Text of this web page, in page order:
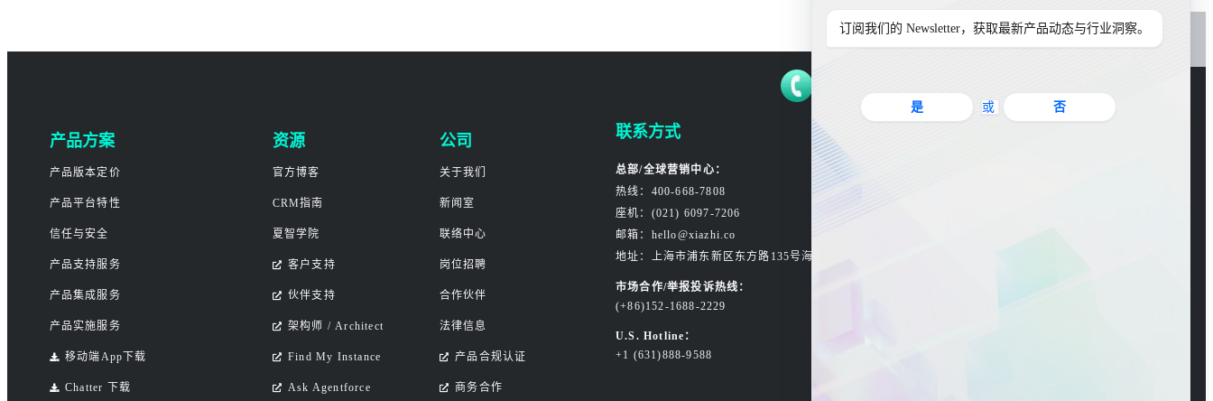
产品方案
产品版本定价
产品平台特性
信任与安全
产品支持服务
产品集成服务
产品实施服务
移动端App下载
Chatter 下载
资源
官方博客
CRM指南
夏智学院
客户支持
伙伴支持
架构师 / Architect
Find My Instance
Ask Agentforce
公司
关于我们
新闻室
联络中心
岗位招聘
合作伙伴
法律信息
产品合规认证
商务合作
联系方式
总部/全球营销中心：
热线：400-668-7808
座机：(021) 6097-7206
邮箱：hello@xiazhi.co
地址：上海市浦东新区东方路135号海东大楼3楼
市场合作/举报投诉热线：
(+86)152-1688-2229
U.S. Hotline：
+1 (631)888-9588
订阅我们的 Newsletter，获取最新产品动态与行业洞察。
是 或 否